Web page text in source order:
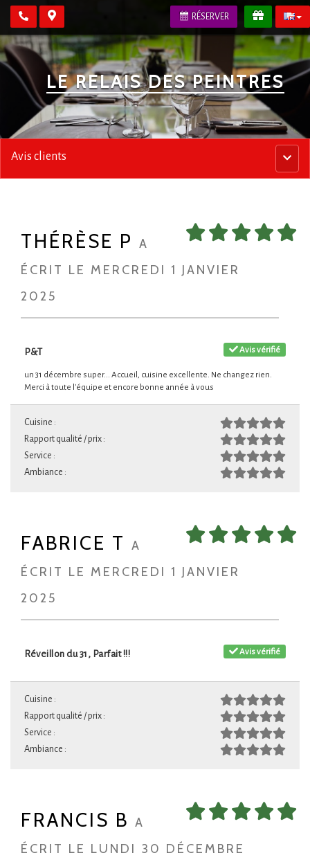
RÉSERVER
LE RELAIS DES PEINTRES
Menu
Avis clients
THÉRÈSE P A
ÉCRIT LE MERCREDI 1 JANVIER
2025
Avis vérifié
P&T
un 31 décembre super... Accueil, cuisine excellente. Ne changez rien.
Merci à toute l'équipe et encore bonne année à vous
Cuisine :
Rapport qualité / prix :
Service :
Ambiance :
FABRICE T A
ÉCRIT LE MERCREDI 1 JANVIER
2025
Avis vérifié
Réveillon du 31, Parfait !!!
Cuisine :
Rapport qualité / prix :
Service :
Ambiance :
FRANCIS B A
ÉCRIT LE LUNDI 30 DÉCEMBRE